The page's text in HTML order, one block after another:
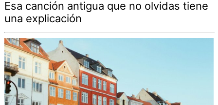
Esa canción antigua que no olvidas tiene
una explicación